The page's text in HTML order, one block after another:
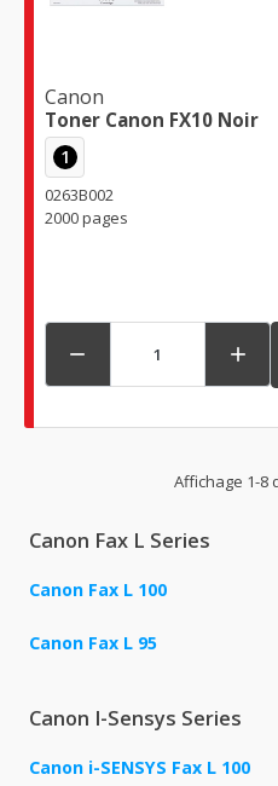
Canon
Toner Canon FX10 Noir
1
0263B002
2000 pages
 
Affichage 1-8
Canon Fax L Series
Canon Fax L 100
Canon Fax L 95
Canon I-Sensys Series
Canon i-SENSYS Fax L 100